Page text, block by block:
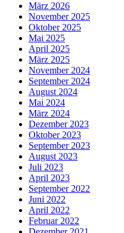
März 2026
November 2025
Oktober 2025
Mai 2025
April 2025
März 2025
November 2024
September 2024
August 2024
Mai 2024
März 2024
Dezember 2023
Oktober 2023
September 2023
August 2023
Juli 2023
April 2023
September 2022
Juni 2022
April 2022
Februar 2022